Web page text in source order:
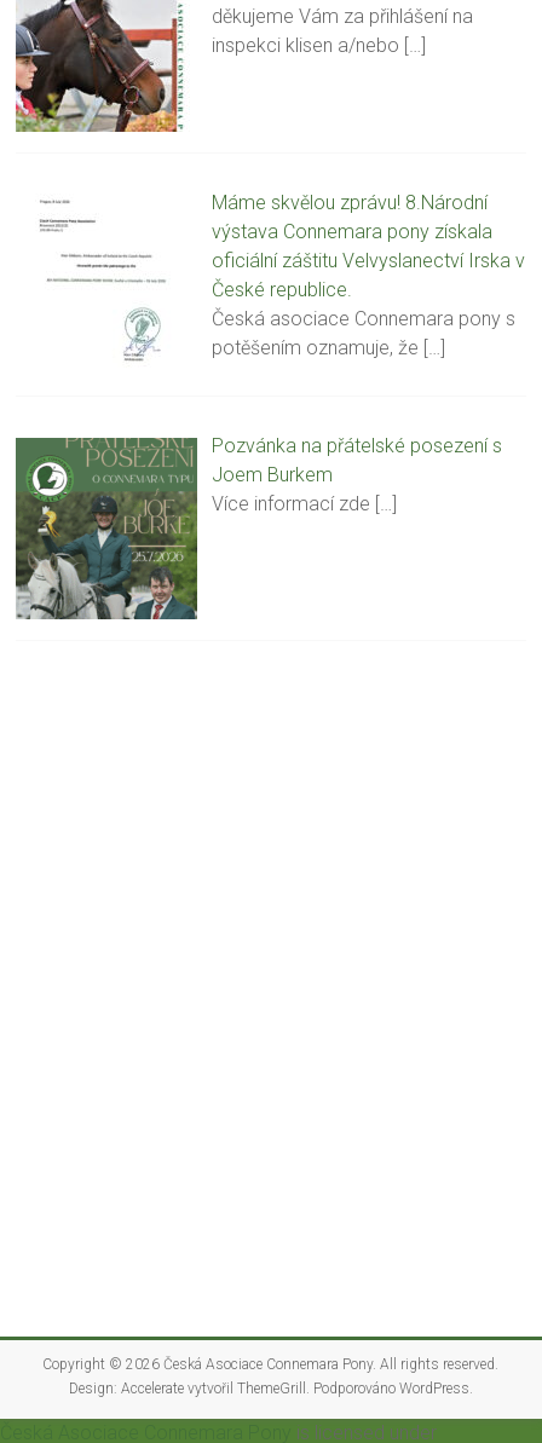
děkujeme Vám za přihlášení na
inspekci klisen a/nebo […]
Máme skvělou zprávu! 8.Národní
výstava Connemara pony získala
oficiální záštitu Velvyslanectví Irska v
České republice.
Česká asociace Connemara pony s
potěšením oznamuje, že […]
Pozvánka na přátelské posezení s
Joem Burkem
Více informací zde […]
Copyright © 2026Česká Asociace Connemara Pony. All rights reserved.
Design: Acceleratevytvořil ThemeGrill. Podporováno WordPress.
is licensed under